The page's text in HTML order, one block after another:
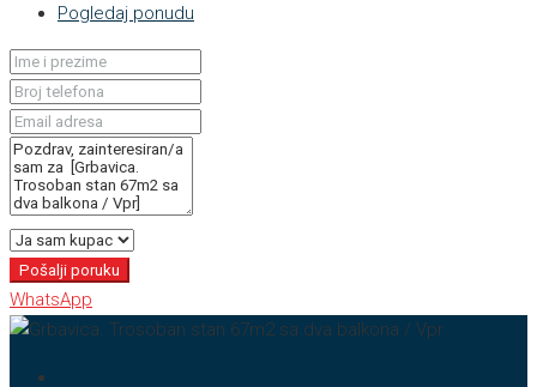
Pogledaj ponudu
Pošalji poruku
WhatsApp